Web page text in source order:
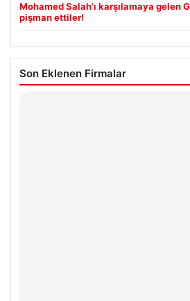
Mohamed Salah’ı karşılamaya gelen
pişman ettiler!
Son Eklenen Firmalar